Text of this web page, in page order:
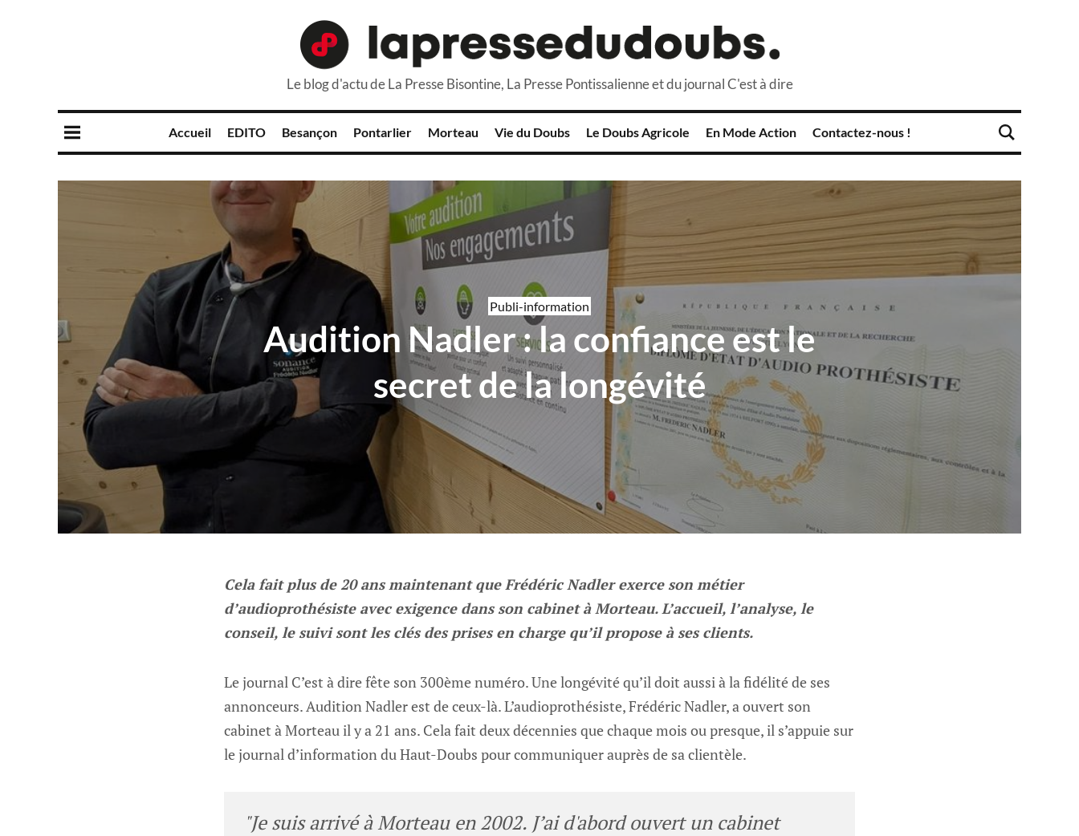
Le blog d'actu de La Presse Bisontine, La Presse Pontissalienne et du journal C'est à dire
Accueil EDITO Besançon Pontarlier Morteau Vie du Doubs Le Doubs Agricole En Mode Action Contactez-nous !
Publi-information
Audition Nadler : la confiance est le
secret de la longévité
Cela fait plus de 20 ans maintenant que Frédéric Nadler exerce son métier
d’audioprothésiste avec exigence dans son cabinet à Morteau. L’accueil, l’analyse, le
conseil, le suivi sont les clés des prises en charge qu’il propose à ses clients.
Le journal C’est à dire fête son 300ème numéro. Une longévité qu’il doit aussi à la fidélité de ses
annonceurs. Audition Nadler est de ceux-là. L’audioprothésiste, Frédéric Nadler, a ouvert son
cabinet à Morteau il y a 21 ans. Cela fait deux décennies que chaque mois ou presque, il s’appuie sur
le journal d’information du Haut-Doubs pour communiquer auprès de sa clientèle.
"Je suis arrivé à Morteau en 2002. J’ai d'abord ouvert un cabinet